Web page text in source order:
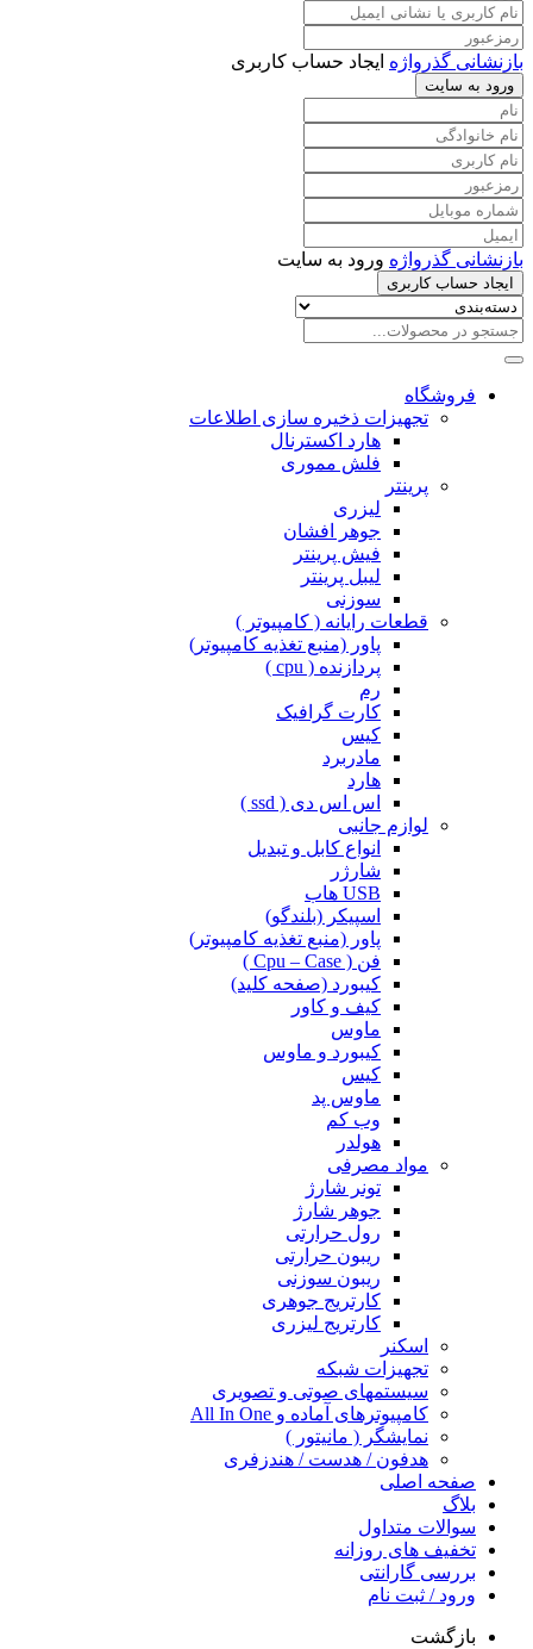
بازنشانی گذرواژه ایجاد حساب کاربری
ورود به سایت
بازنشانی گذرواژه ورود به سایت
ایجاد حساب کاربری
فروشگاه
تجهیزات ذخیره سازی اطلاعات
هارد اکسترنال
فلش مموری
پرینتر
لیزری
جوهر افشان
فیش پرینتر
لیبل پرینتر
سوزنی
قطعات رایانه ( کامپیوتر )
پاور (منبع تغذیه کامپیوتر)
پردازنده ( cpu )
رم
کارت گرافیک
کیس
مادربرد
هارد
اس اس دی ( ssd )
لوازم جانبی
انواع کابل و تبدیل
شارژر
USB هاب
اسپیکر (بلندگو)
پاور (منبع تغذیه کامپیوتر)
فن ( Cpu – Case )
کیبورد (صفحه کلید)
کیف و کاور
ماوس
کیبورد و ماوس
کیس
ماوس پد
وب کم
هولدر
مواد مصرفی
تونر شارژ
جوهر شارژ
رول حرارتی
ریبون حرارتی
ریبون سوزنی
کارتریج جوهری
کارتریج لیزری
اسکنر
تجهیزات شبکه
سیستمهای صوتی و تصویری
کامپیوترهای آماده و All In One
نمایشگر ( مانیتور )
هدفون / هدست / هندزفری
صفحه اصلی
بلاگ
سوالات متداول
تخفیف های روزانه
بررسی گارانتی
ورود / ثبت نام
بازگشت